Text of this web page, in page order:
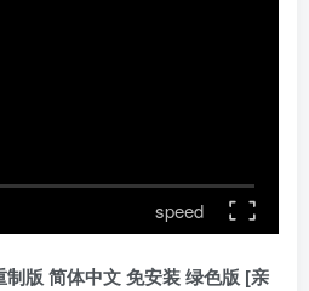
speed
版 简体中文 免安装 绿色版 [亲